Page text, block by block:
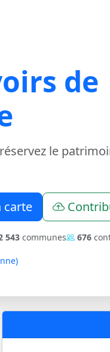
de
le
carte
543 communes 676